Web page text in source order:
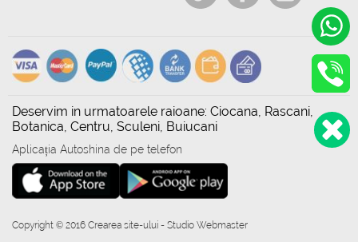
Deservim in urmatoarele raioane: Ciocana, Rascani,
Botanica, Centru, Sculeni, Buiucani
Aplicația Autoshina de pe telefon
Copyright © 2016 Crearea site-ului - Studio Webmaster